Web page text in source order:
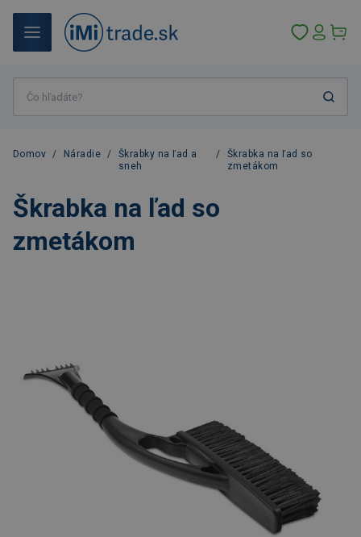
Domov / Náradie /
Škrabky na ľad a
sneh
/
Škrabka na ľad so
zmetákom
Škrabka na ľad so
zmetákom